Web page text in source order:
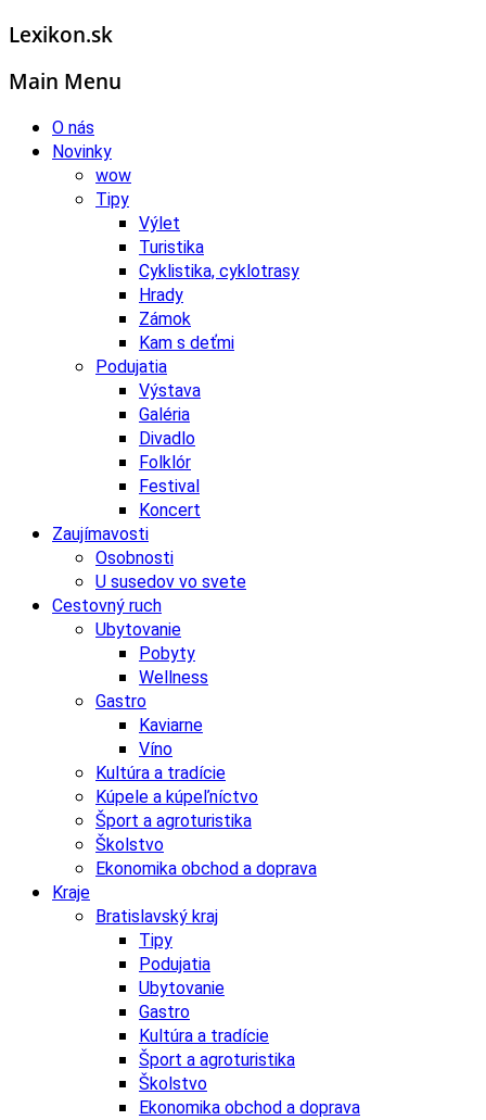
Lexikon.sk
Main Menu
O nás
Novinky
wow
Tipy
Výlet
Turistika
Cyklistika, cyklotrasy
Hrady
Zámok
Kam s deťmi
Podujatia
Výstava
Galéria
Divadlo
Folklór
Festival
Koncert
Zaujímavosti
Osobnosti
U susedov vo svete
Cestovný ruch
Ubytovanie
Pobyty
Wellness
Gastro
Kaviarne
Víno
Kultúra a tradície
Kúpele a kúpeľníctvo
Šport a agroturistika
Školstvo
Ekonomika obchod a doprava
Kraje
Bratislavský kraj
Tipy
Podujatia
Ubytovanie
Gastro
Kultúra a tradície
Šport a agroturistika
Školstvo
Ekonomika obchod a doprava